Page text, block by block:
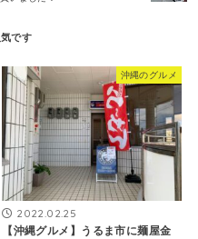
沖縄のグルメ
2022.02.25
【沖縄グルメ】うるま市に麺屋金